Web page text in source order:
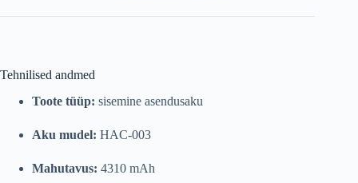
Tehnilised andmed
Toote tüüp: sisemine asendusaku
Aku mudel: HAC-003
Mahutavus: 4310 mAh